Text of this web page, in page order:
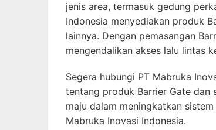
jenis area, termasuk gedung
Indonesia menyediakan produk
lainnya. Dengan pemasangan
mengendalikan akses lalu lintas
Segera hubungi PT Mabruka
tentang produk Barrier Gate dan
maju dalam meningkatkan
Mabruka Inovasi Indonesia.